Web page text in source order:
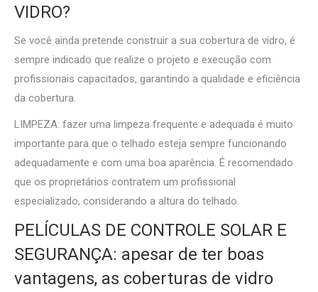
VIDRO?
Se você ainda pretende construir a sua cobertura de vidro, é
sempre indicado que realize o projeto e execução com
profissionais capacitados, garantindo a qualidade e eficiência
da cobertura.
LIMPEZA: fazer uma limpeza frequente e adequada é muito
importante para que o telhado esteja sempre funcionando
adequadamente e com uma boa aparência. É recomendado
que os proprietários contratem um profissional
especializado, considerando a altura do telhado.
PELÍCULAS DE CONTROLE SOLAR E
SEGURANÇA: apesar de ter boas
vantagens, as coberturas de vidro